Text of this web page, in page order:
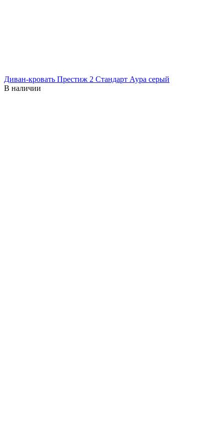
Диван-кровать Престиж 2 Стандарт Аура серый
В наличии